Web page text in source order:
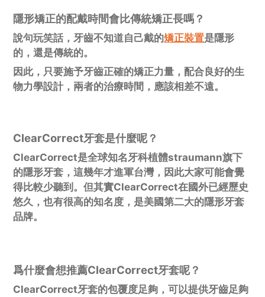
隱形矯正的配戴時間會比傳統矯正長嗎？
說句玩笑話，牙齒不知道自己戴的矯正裝置是隱形
的，還是傳統的。
因此，只要施予牙齒正確的矯正力量，配合良好的生
物力學設計，兩者的治療時間，應該相差不遠。
ClearCorrect牙套是什麼呢？
ClearCorrect是全球知名牙科植體straumann旗下
的隱形牙套，這幾年才進軍台灣，因此大家可能會覺
得比較少聽到。但其實ClearCorrect在國外已經歷史
悠久，也有很高的知名度，是美國第二大的隱形牙套
品牌。
爲什麼會想推薦ClearCorrect牙套呢？
ClearCorrect牙套的包覆度足夠，可以提供牙齒足夠